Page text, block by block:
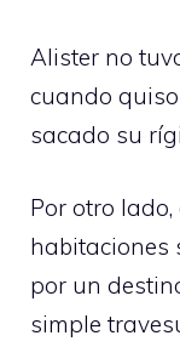
Alister no
cuando
sacado su
Por otro
habitaciones
por un
simple